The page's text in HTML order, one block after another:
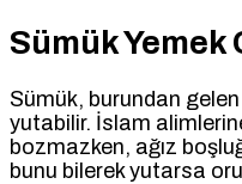
Sümük Yemek
Sümük, burundan gelen
yutabilir. İslam
bozmazken, ağız
bunu bilerek yutarsa